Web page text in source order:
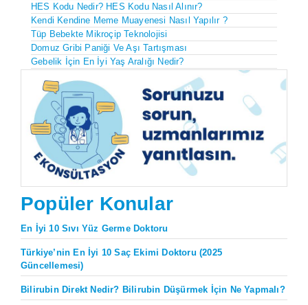
HES Kodu Nedir? HES Kodu Nasıl Alınır?
Kendi Kendine Meme Muayenesi Nasıl Yapılır ?
Tüp Bebekte Mikroçip Teknolojisi
Domuz Gribi Paniği Ve Aşı Tartışması
Gebelik İçin En İyi Yaş Aralığı Nedir?
Popüler Konular
En İyi 10 Sıvı Yüz Germe Doktoru
Türkiye’nin En İyi 10 Saç Ekimi Doktoru (2025
Güncellemesi)
Bilirubin Direkt Nedir? Bilirubin Düşürmek İçin Ne Yapmalı?